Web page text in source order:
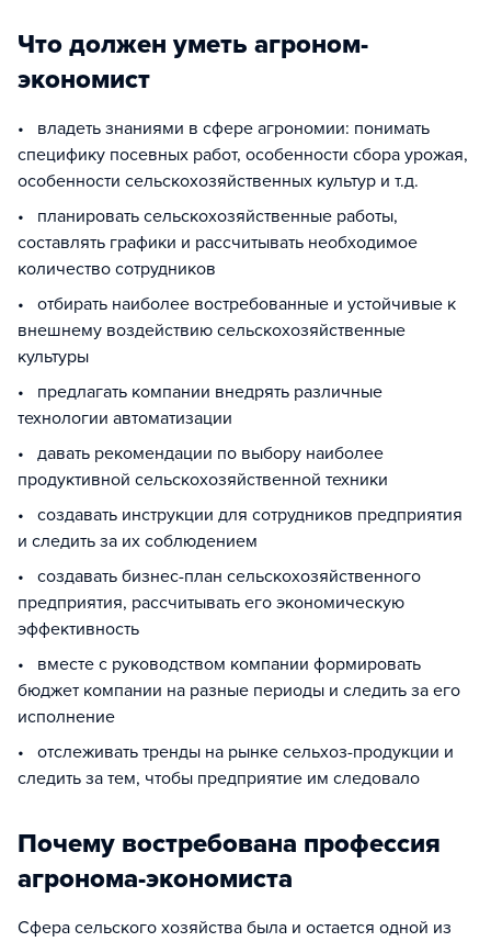
Что должен уметь агроном-
экономист
• владеть знаниями в сфере агрономии: понимать
специфику посевных работ, особенности сбора урожая,
особенности сельскохозяйственных культур и т.д.
• планировать сельскохозяйственные работы,
составлять графики и рассчитывать необходимое
количество сотрудников
• отбирать наиболее востребованные и устойчивые к
внешнему воздействию сельскохозяйственные
культуры
• предлагать компании внедрять различные
технологии автоматизации
• давать рекомендации по выбору наиболее
продуктивной сельскохозяйственной техники
• создавать инструкции для сотрудников предприятия
и следить за их соблюдением
• создавать бизнес-план сельскохозяйственного
предприятия, рассчитывать его экономическую
эффективность
• вместе с руководством компании формировать
бюджет компании на разные периоды и следить за его
исполнение
• отслеживать тренды на рынке сельхоз-продукции и
следить за тем, чтобы предприятие им следовало
Почему востребована профессия
агронома-экономиста
Сфера сельского хозяйства была и остается одной из